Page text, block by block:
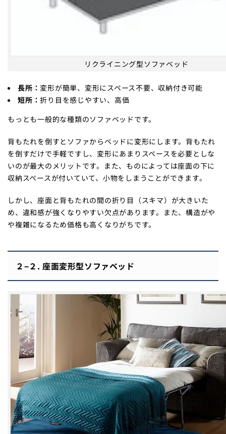
リクライニング型ソファベッド
長所：変形が簡単、変形にスペース不要、収納付き可能
短所：折り目を感じやすい、高価
もっとも一般的な種類のソファベッドです。
背もたれを倒すとソファからベッドに変形にします。背もたれ
を倒すだけで手軽ですし、変形にあまりスペースを必要としな
いのが最大のメリットです。また、ものによっては座面の下に
収納スペースが付いていて、小物をしまうことができます。
しかし、座面と背もたれの間の折り目（スキマ）が大きいた
め、違和感が強くなりやすい欠点があります。また、構造がや
や複雑になるため価格も高くなりがちです。
２−２. 座面変形型ソファベッド